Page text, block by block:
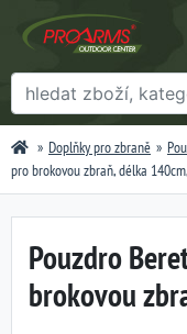
Doplňky pro zbraně
pro brokovou zbraň, délka
Pouzdro
brokovou